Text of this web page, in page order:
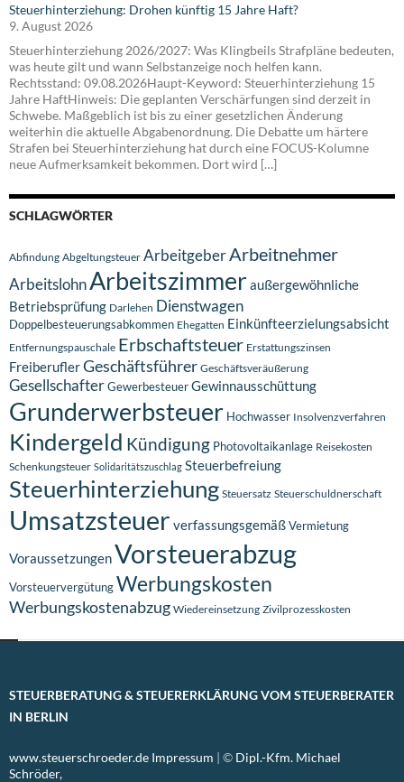
Steuerhinterziehung: Drohen künftig 15 Jahre Haft?
9. August 2026
Steuerhinterziehung 2026/2027: Was Klingbeils Strafpläne bedeuten,
was heute gilt und wann Selbstanzeige noch helfen kann.
Rechtsstand: 09.08.2026Haupt-Keyword: Steuerhinterziehung 15
Jahre HaftHinweis: Die geplanten Verschärfungen sind derzeit in
Schwebe. Maßgeblich ist bis zu einer gesetzlichen Änderung
weiterhin die aktuelle Abgabenordnung. Die Debatte um härtere
Strafen bei Steuerhinterziehung hat durch eine FOCUS-Kolumne
neue Aufmerksamkeit bekommen. Dort wird […]
SCHLAGWÖRTER
Abfindung Abgeltungsteuer ArbeitgeberArbeitnehmer
ArbeitslohnArbeitszimmeraußergewöhnliche
Betriebsprüfung Darlehen Dienstwagen
Doppelbesteuerungsabkommen Ehegatten Einkünfteerzielungsabsicht
Entfernungspauschale Erbschaftsteuer Erstattungszinsen
FreiberuflerGeschäftsführer Geschäftsveräußerung
GesellschafterGewerbesteuerGewinnausschüttung
Grunderwerbsteuer Hochwasser Insolvenzverfahren
Kindergeld Kündigung Photovoltaikanlage Reisekosten
Schenkungsteuer Solidaritätszuschlag Steuerbefreiung
Steuerhinterziehung Steuersatz Steuerschuldnerschaft
Umsatzsteuer verfassungsgemäßVermietung
VoraussetzungenVorsteuerabzug
VorsteuervergütungWerbungskosten
Werbungskostenabzug Wiedereinsetzung Zivilprozesskosten
STEUERBERATUNG & STEUERERKLÄRUNG VOM STEUERBERATER
IN BERLIN
www.steuerschroeder.de Impressum | © Dipl.-Kfm. Michael
Schröder,